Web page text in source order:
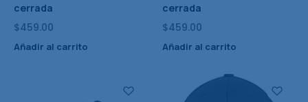
cerrada
$459.00
Añadir al carrito
cerrada
$459.00
Añadir al carrito